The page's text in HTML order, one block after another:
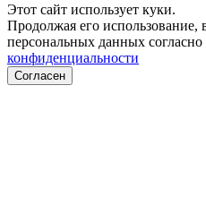
Этот сайт использует куки.
Продолжая его использование,
персональных данных согласно
конфиденциальности
Согласен